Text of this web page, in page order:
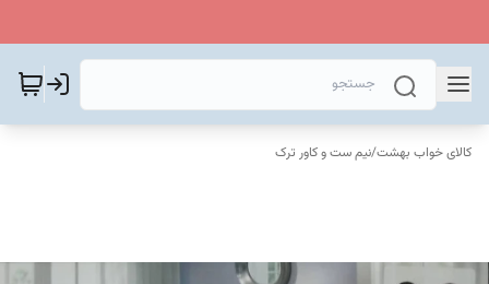
کالای خواب بهشت/نیم ست و کاور ترک